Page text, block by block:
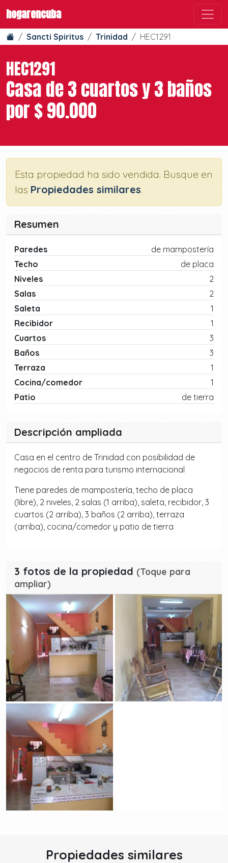
hogarencuba
Sancti Spiritus Trinidad HEC1291
HEC1291
Casa de 3 cuartos y 3 baños
por $ 90.000
Esta propiedad ha sido vendida. Busque en
las Propiedades similares.
Resumen
Paredes
de mampostería
Techo
de placa
Niveles
2
Salas
2
Saleta
1
Recibidor
1
Cuartos
3
Baños
3
Terraza
1
Cocina/comedor
1
Patio
de tierra
Descripción ampliada
Casa en el centro de Trinidad con posibilidad de
negocios de renta para turismo internacional
Tiene paredes de mampostería, techo de placa
(libre), 2 niveles, 2 salas (1 arriba), saleta, recibidor, 3
cuartos (2 arriba), 3 baños (2 arriba), terraza
(arriba), cocina/comedor y patio de tierra
3 fotos de la propiedad (Toque para
ampliar)
Propiedades similares